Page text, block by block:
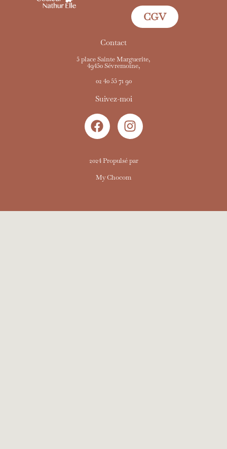
CGV
Contact
5 place Sainte Marguerite,
49450 Sévremoine,
02 40 55 71 90
Suivez-moi
2024 Propulsé par
My Chocom